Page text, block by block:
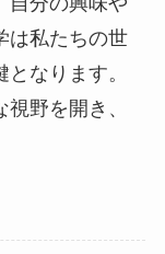
は私たちの世
なります。
野を開き、